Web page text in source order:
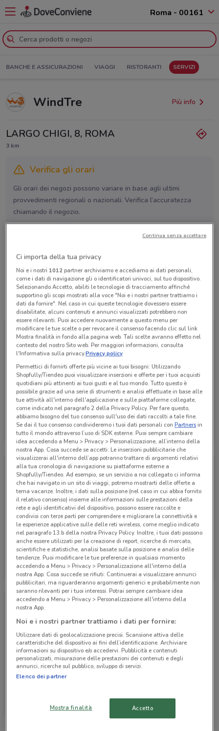
Roma - 00161
BANCHE E ASSICURAZIONI VIAGGI RISTORANTI SERVIZI
WindTre Più info
LARGO CHIGI, 8, ROMA
3 km
Verifica gli orari
Gli orari dei negozi possono variare in base agli ultimi
provvedimenti regionali o nazionali. Verifica l’accuratezza
chiamando il negozio.
Venerdì n.d.
Sabato n.d.
Domenica n.d.
Lazio
Tutte le promozioni di questo negozio
WindTre
Scade il 25/09
WindTre
Scade il 20/09 528 m
-4 GIORNI
WindTre
Scade lunedì 528 m
528 m
Ci importa della tua privacy
Noi e i nostri 1012partner archiviamo e accediamo ai dati personali,
come i dati di navigazione gli o identificatori univoci, sul tuo dispositivo.
Selezionando Accetto, abiliti le tecnologie di tracciamento affinché
supportino gli scopi mostrati alla voce "Noi e i nostri partner trattiamo i
dati da fornire". Nel caso in cui queste tecnologie dovessero essere
disabilitate, alcuni contenuti e annunci visualizzati potrebbero non
essere rilevanti. Puoi accedere nuovamente a questo menu per
modificare le tue scelte o per revocare il consenso facendo clic sul link
Mostra finalità in fondo alla pagina web. Tali scelte avranno effetto nel
contesto del nostro Sito web. Per maggiori informazioni, consulta
l'Informativa sulla privacy.Privacy policy
Permettici di fornirti offerte più vicine ai tuoi bisogni: Utilizzando
Shopfully/Tiendeo puoi visualizzare inserzioni e offerte per i tuoi acquisti
quotidiani più attinenti ai tuoi gusti e al tuo mondo. Tutto questo è
possibile grazie ad una serie di strumenti e analisi effettuate in base alle
tue attività all'interno dell'applicazione e sulle piattaforme collegate,
come indicato nel paragrafo 2 della Privacy Policy. Per fare questo,
abbiamo bisogno del tuo consenso sull'uso dei dati raccolti a tale fine.
Se dai il tuo consenso condivideremo i tuoi dati personali conPartnersin
tutto il mondo attraverso l’uso di SDK esterne. Puoi sempre cambiare
idea accedendo a Menu > Privacy > Personalizzazione, all’interno della
nostra App. Cosa succede se accetti: Le inserzioni pubblicitarie che
visualizzerai all'interno dell’app potranno trattare di argomenti relativi
alla tua cronologia di navigazione su piattaforme esterne a
Shopfully/Tiendeo. Ad esempio, se un servizio a noi collegato ci informa
che hai navigato in un sito di viaggi, potremo mostrarti delle offerte a
tema vacanze. Inoltre, i dati sulla posizione (nel caso in cui abbia fornito
il relativo consenso) insieme alle informazioni sulle prestazioni della
rete e agli identificativi del dispositivo, possono essere raccolte e
condivisi con terze parti per comprendere e migliorare la connettività e
le esperienze applicative sulle delle reti wireless, come meglio indicato
nel paragrafo 13.b della nostra Privacy Policy. Inoltre, i tuoi dati possono
anche essere utilizzati per la creazione di report, ricerche di mercato,
scientifiche e statistiche, analisi basate sulla posizione e analisi delle
tendenze. Puoi modificare le tue preferenze in qualsiasi momento
accedendo a Menu > Privacy > Personalizzazione all'interno della
nostra App. Cosa succede se rifiuti: Continuerai a visualizzare annunci
pubblicitari, ma riguarderanno argomenti generici e probabilmente non
saranno rilevanti per i tuoi interessi. Potrai sempre cambiare idea
accedendo a Menu > Privacy > Personalizzazione all'interno della
nostra App.
Noi e i nostri partner trattiamo i dati per fornire:
Utilizzare dati di geolocalizzazione precisi. Scansione attiva delle
caratteristiche del dispositivo ai fini dell’identificazione. Archiviare
informazioni su dispositivo e/o accedervi. Pubblicità e contenuti
personalizzati, misurazione delle prestazioni dei contenuti e degli
annunci, ricerche sul pubblico, sviluppo di servizi.
Elenco dei partner
Mostra finalità Accetto
Continua senza accettare